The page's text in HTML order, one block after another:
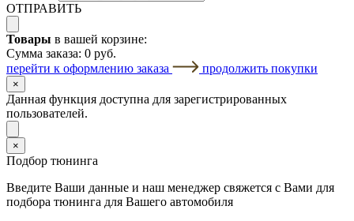
ОТПРАВИТЬ
Товары в вашей корзине:
Сумма заказа: 0 руб.
перейти к оформлению заказа
продолжить покупки
×
Данная функция доступна для зарегистрированных
пользователей.
×
Подбор тюнинга
Введите Ваши данные и наш менеджер свяжется с Вами для
подбора тюнинга для Вашего автомобиля